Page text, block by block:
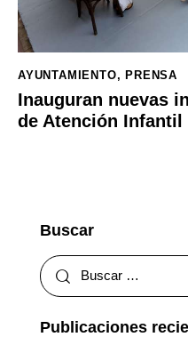
AYUNTAMIENTO,PRENSA
Inauguran nuevas
de Atención Infantil
Buscar
Publicaciones